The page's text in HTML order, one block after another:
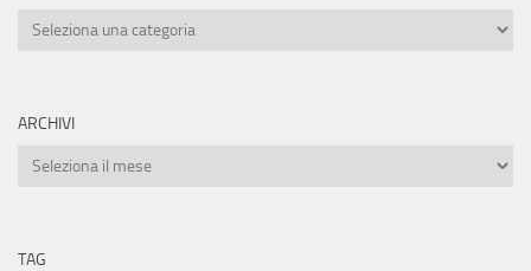
Categorie
ARCHIVI
Archivi
TAG